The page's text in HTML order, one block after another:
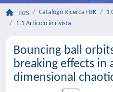
IRIS Catalogo Ricerca FBK
1
1.1 Articolo in rivista
Bouncing ball
breaking effects in
dimensional